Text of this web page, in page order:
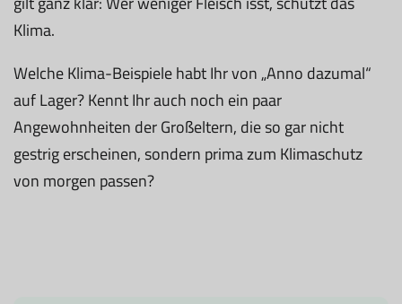
Klima.
Welche Klima-Beispiele habt Ihr von „Anno dazumal“
auf Lager? Kennt Ihr auch noch ein paar
Angewohnheiten der Großeltern, die so gar nicht
gestrig erscheinen, sondern prima zum Klimaschutz
von morgen passen?